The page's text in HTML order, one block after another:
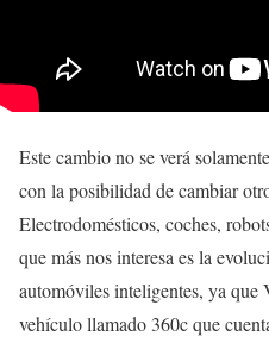
Este cambio no se verá
con la posibilidad de cambiar
Electrodomésticos, coches,
que más nos interesa es la
automóviles inteligentes, ya
vehículo llamado 360c que